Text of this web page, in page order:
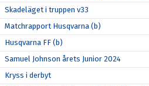
Skadeläget i truppen v33
Matchrapport Husqvarna (b)
Husqvarna FF (b)
Samuel Johnson årets Junior 2024
Kryss i derbyt